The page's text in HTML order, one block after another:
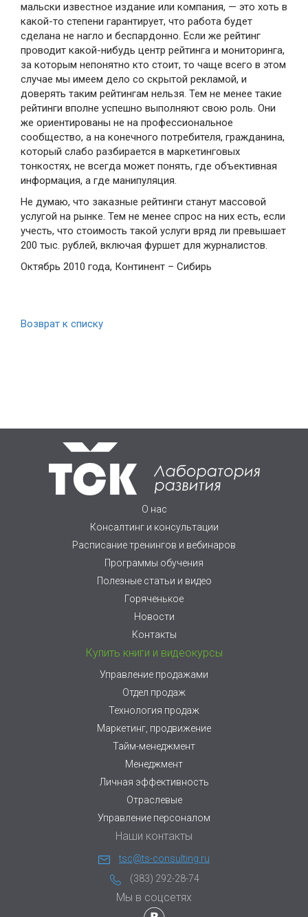
мальски известное издание или компания, — это хоть в
какой-то степени гарантирует, что работа будет
сделана не нагло и беспардонно. Если же рейтинг
проводит какой-нибудь центр рейтинга и мониторинга,
за которым непонятно кто стоит, то чаще всего в этом
случае мы имеем дело со скрытой рекламой, и
доверять таким рейтингам нельзя. Тем не менее такие
рейтинги вполне успешно выполняют свою роль. Они
же ориентированы не на профессиональное
сообщество, а на конечного потребителя, гражданина,
который слабо разбирается в маркетинговых
тонкостях, не всегда может понять, где объективная
информация, а где манипуляция.
Не думаю, что заказные рейтинги станут массовой
услугой на рынке. Тем не менее спрос на них есть, если
учесть, что стоимость такой услуги вряд ли превышает
200 тыс. рублей, включая фуршет для журналистов.
Октябрь 2010 года, Континент – Сибирь
Возврат к списку
О нас
Консалтинг и консультации
Расписание тренингов и вебинаров
Программы обучения
Полезные статьи и видео
Горяченькое
Новости
Контакты
Купить книги и видеокурсы
Управление продажами
Отдел продаж
Технология продаж
Маркетинг, продвижение
Тайм-менеджмент
Менеджмент
Личная эффективность
Отраслевые
Управление персоналом
Наши контакты
tsc@ts-consulting.ru
(383) 292-28-74
Мы в соцсетях